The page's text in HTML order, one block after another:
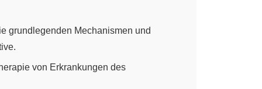
grundlegenden Mechanismen und
von Erkrankungen des